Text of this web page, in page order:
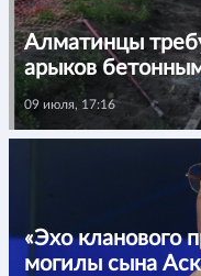
Алматинцы
арыков
09 июля, 17:16
«Эхо кланового
могилы сына